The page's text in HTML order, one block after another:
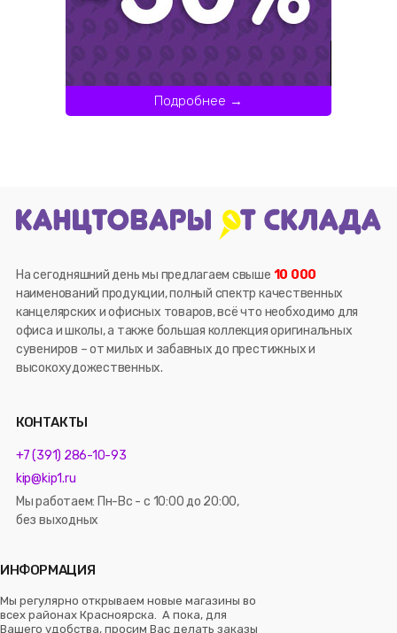
Подробнее →
На сегодняшний день мы предлагаем свыше 10 000
наименований продукции, полный спектр качественных
канцелярских и офисных товаров, всё что необходимо для
офиса и школы, а также большая коллекция оригинальных
сувениров – от милых и забавных до престижных и
высокохудожественных.
КОНТАКТЫ
+7 (391) 286-10-93
kip@kip1.ru
Мы работаем: Пн-Вс - с 10:00 до 20:00,
без выходных
ИНФОРМАЦИЯ
Мы регулярно открываем новые магазины во
всех районах Красноярска. А пока, для
Вашего удобства, просим Вас делать заказы